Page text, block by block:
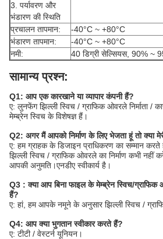
3. पर्यावरण और
भंडारण की स्थिति
प्रचालन तापमान:
-40°C ~ +80°C
भंडारण तापमान:
-40°C ~ +80°C
नमी:
40 डिग्री सेल्सियस, 90% ~
सामान्य प्रश्न:
Q1: आप एक कारखाने या व्यापार कंपनी हैं?
ए: लुनफेंग झिल्ली स्विच / ग्राफिक ओवरले निर्माता /
मेम्ब्रेन स्विच के विशेषज्ञ हैं।
Q2: अगर मैं आपको निर्माण के लिए भेजता हूं तो क्या
ए: हम ग्राहक के डिजाइन प्राधिकरण का सम्मान
झिल्ली स्विच / ग्राफिक ओवरले का निर्माण कभी नहीं
आपकी अनुमति।एनडीए स्वीकार्य है।
Q3 : क्या आप बिना फाइल के मेम्ब्रेन स्विच/
हैं?
ए: हां, हम आपके नमूने के अनुसार झिल्ली स्विच /
Q4: आप क्या भुगतान स्वीकार करते हैं?
ए: टीटी / वेस्टर्न यूनियन।